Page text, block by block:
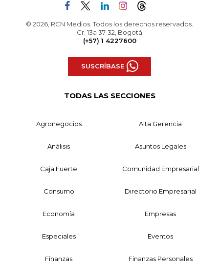
© 2026, RCN Medios. Todos los derechos reservados.
Cr. 13a 37-32, Bogotá
(+57) 1 4227600
SUSCRÍBASE
TODAS LAS SECCIONES
Agronegocios Alta Gerencia
Análisis Asuntos Legales
Caja Fuerte Comunidad Empresarial
Consumo Directorio Empresarial
Economía Empresas
Especiales Eventos
Finanzas Finanzas Personales